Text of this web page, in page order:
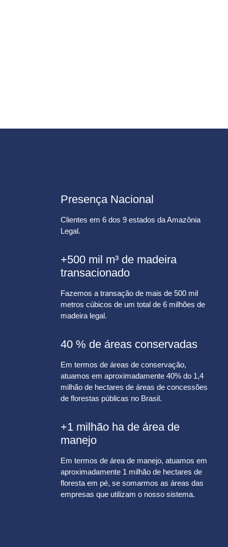
Presença Nacional
Clientes em 6 dos 9 estados da Amazônia
Legal.
+500 mil m³ de madeira
transacionado
Fazemos a transação de mais de 500 mil
metros cúbicos de um total de 6 milhões de
madeira legal.
40 % de áreas conservadas
Em termos de áreas de conservação,
atuamos em aproximadamente 40% do 1,4
milhão de hectares de áreas de concessões
de florestas públicas no Brasil.
+1 milhão ha de área de
manejo
Em termos de área de manejo, atuamos em
aproximadamente 1 milhão de hectares de
floresta em pé, se somarmos as áreas das
empresas que utilizam o nosso sistema.